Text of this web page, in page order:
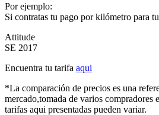
Por ejemplo:
Si contratas tu pago por kilómetro para
Attitude
SE 2017
Encuentra tu tarifa aqui
*La comparación de precios es una
mercado,tomada de varios compradores
tarifas aqui presentadas pueden variar.